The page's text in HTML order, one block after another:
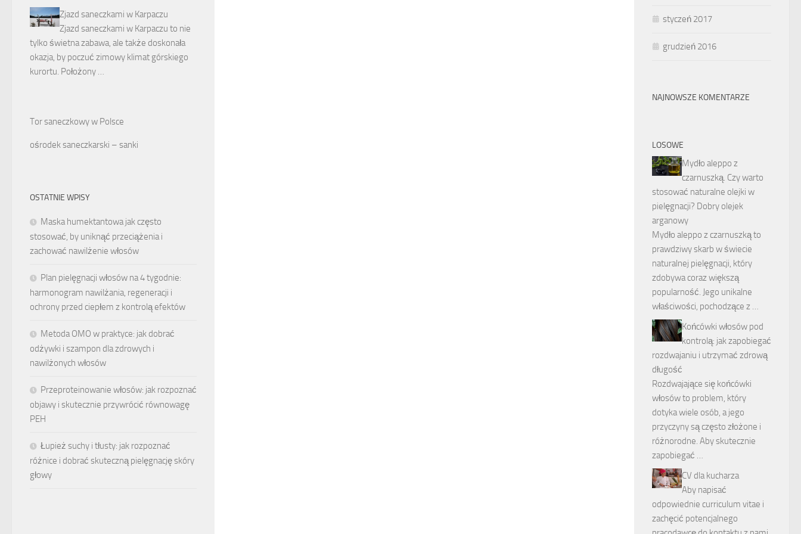
Zjazd saneczkami w Karpaczu
Zjazd saneczkami w Karpaczu to nie
tylko świetna zabawa, ale także doskonała
okazja, by poczuć zimowy klimat górskiego
kurortu. Położony …
Tor saneczkowy w Polsce
ośrodek saneczkarski – sanki
OSTATNIE WPISY
Maska humektantowa jak często
stosować, by uniknąć przeciążenia i
zachować nawilżenie włosów
Plan pielęgnacji włosów na 4 tygodnie:
harmonogram nawilżania, regeneracji i
ochrony przed ciepłem z kontrolą efektów
Metoda OMO w praktyce: jak dobrać
odżywki i szampon dla zdrowych i
nawilżonych włosów
Przeproteinowanie włosów: jak rozpoznać
objawy i skutecznie przywrócić równowagę
PEH
Łupież suchy i tłusty: jak rozpoznać
różnice i dobrać skuteczną pielęgnację skóry
głowy
styczeń 2017
grudzień 2016
NAJNOWSZE KOMENTARZE
LOSOWE
Mydło aleppo z
czarnuszką. Czy warto
stosować naturalne olejki w
pielęgnacji? Dobry olejek
arganowy
Mydło aleppo z czarnuszką to
prawdziwy skarb w świecie
naturalnej pielęgnacji, który
zdobywa coraz większą
popularność. Jego unikalne
właściwości, pochodzące z …
Końcówki włosów pod
kontrolą: jak zapobiegać
rozdwajaniu i utrzymać zdrową
długość
Rozdwajające się końcówki
włosów to problem, który
dotyka wiele osób, a jego
przyczyny są często złożone i
różnorodne. Aby skutecznie
zapobiegać …
CV dla kucharza
Aby napisać
odpowiednie curriculum vitae i
zachęcić potencjalnego